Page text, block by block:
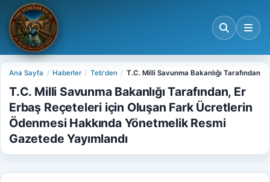
Ana Sayfa Haberler Teb'den T.C. Milli Savunma Bakanlığı Tarafından,
T.C. Milli Savunma Bakanlığı Tarafından, Er
Erbaş Reçeteleri için Oluşan Fark Ücretlerin
Ödenmesi Hakkında Yönetmelik Resmi
Gazetede Yayımlandı